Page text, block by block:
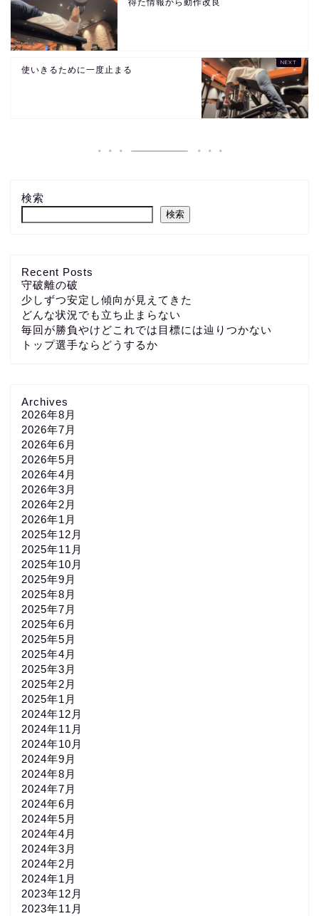
得た情報から動作改良
使いきるために一度止まる
検索
検索
Recent Posts
守破離の破
少しずつ安定し傾向が見えてきた
どんな状況でも立ち止まらない
毎回が勝負やけどこれでは目標には辿りつかない
トップ選手ならどうするか
Archives
2026年8月
2026年7月
2026年6月
2026年5月
2026年4月
2026年3月
2026年2月
2026年1月
2025年12月
2025年11月
2025年10月
2025年9月
2025年8月
2025年7月
2025年6月
2025年5月
2025年4月
2025年3月
2025年2月
2025年1月
2024年12月
2024年11月
2024年10月
2024年9月
2024年8月
2024年7月
2024年6月
2024年5月
2024年4月
2024年3月
2024年2月
2024年1月
2023年12月
2023年11月